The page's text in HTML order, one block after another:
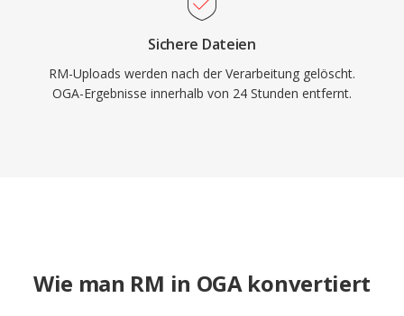
Sichere Dateien
RM-Uploads werden nach der Verarbeitung gelöscht.
OGA-Ergebnisse innerhalb von 24 Stunden entfernt.
Wie man RM in OGA konvertiert